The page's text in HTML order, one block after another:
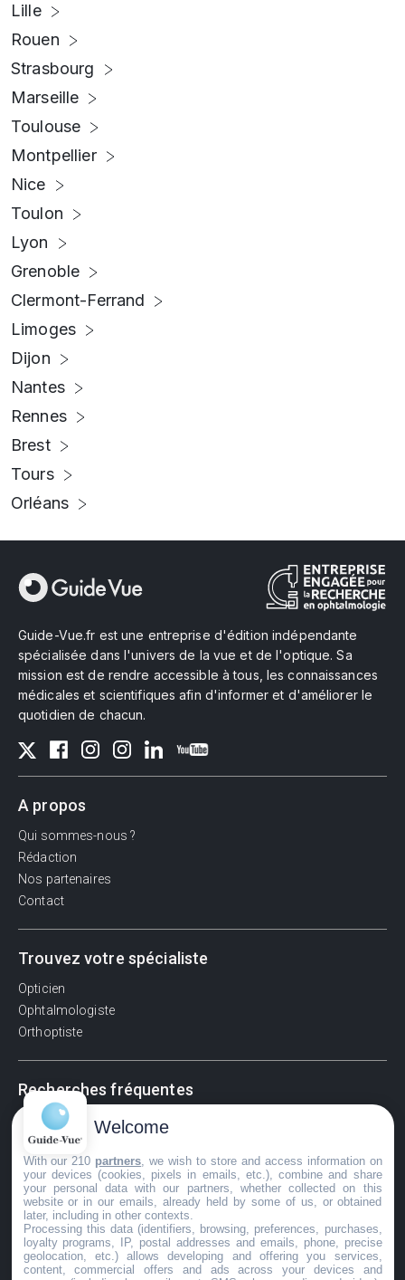
Lille
Rouen
Strasbourg
Marseille
Toulouse
Montpellier
Nice
Toulon
Lyon
Grenoble
Clermont-Ferrand
Limoges
Dijon
Nantes
Rennes
Brest
Tours
Orléans
Guide-Vue.fr est une entreprise d'édition indépendante
spécialisée dans l'univers de la vue et de l'optique. Sa
mission est de rendre accessible à tous, les connaissances
médicales et scientifiques afin d'informer et d'améliorer le
quotidien de chacun.
A propos
Qui sommes-nous ?
Rédaction
Nos partenaires
Contact
Trouvez votre spécialiste
Opticien
Ophtalmologiste
Orthoptiste
Recherches fréquentes
Pathologies adultes
Signes d'une urgence ophtalmologique
La vision
Acuité visuelle
Myosis / mydriase
Œdème oculaire
Welcome
With our 210 partners , we wish to store and access information on
your devices (cookies, pixels in emails, etc.), combine and share
your personal data with our partners, whether collected on this
website or in our emails, already held by some of us, or obtained
later, including in other contexts.
Processing this data (identifiers, browsing, preferences, purchases,
loyalty programs, IP, postal addresses and emails, phone, precise
geolocation, etc.) allows developing and offering you services,
content, commercial offers and ads across your devices and